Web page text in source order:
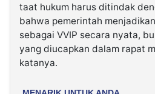
taat hukum harus ditindak
bahwa pemerintah
sebagai VVIP secara nyata,
yang diucapkan dalam rapat
katanya.